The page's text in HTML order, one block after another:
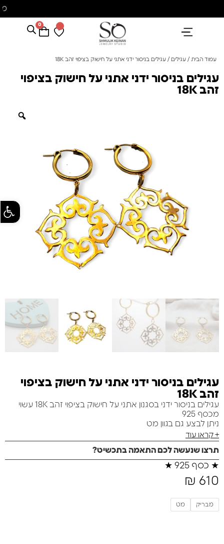
0
עמוד הבית / עגילים / עגילים בניסור ידני אתני על חישוק בציפוי זהב 18K
עגילים בניסור ידני אתני על חישוק בציפוי
זהב 18K
עגילים בניסור ידני אתני על חישוק בציפוי
זהב 18K
עגילים בניסור ידני בסגנון אתני על חישוק בציפוי זהב 18K עשוי
מכסף 925
ניתן לבצע גם בגוון מט
+ קראו עוד
תרצו שנעשה לכם התאמה בתכשיט?
★ כסף 925 ★
₪ 610
מבריק מט
פתח